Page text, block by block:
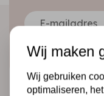
Abonneer
Wij maken
Wij gebruiken
optimaliseren,